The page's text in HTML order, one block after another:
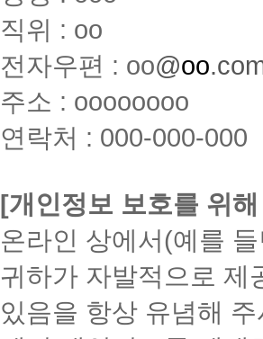
직위 : oo
전자우편 : oo@oo
주소 : oooooooo
연락처 : 000-000-000
[개인정보 보호를 위
온라인 상에서(예를
귀하가 자발적으로 제
있음을 항상 유념해